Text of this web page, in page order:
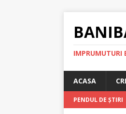
IMPRUMUTURI
ACASA
PENDUL DE ȘTIRI